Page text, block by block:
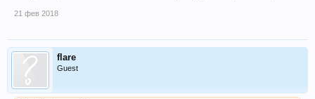
21 фев 2018
flare
Guest